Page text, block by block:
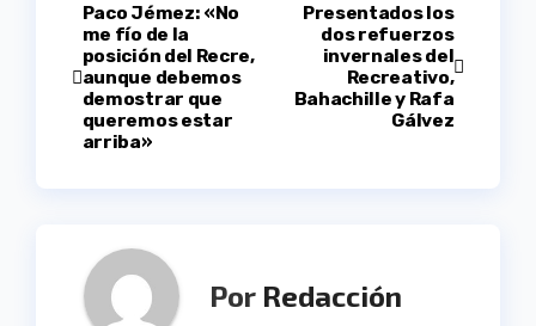
Navegación
de
entradas
Presentados los
dos refuerzos
invernales del
Recreativo,
Bahachille y Rafa
Gálvez
Paco Jémez: «No
me fío de la
posición del Recre,
aunque debemos
demostrar que
queremos estar
arriba»
Por Redacción